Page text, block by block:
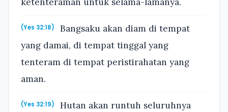
ketenteraman untuk selama-lamanya.
(Yes 32:18)
Bangsaku akan diam di tempat
yang damai, di tempat tinggal yang
tenteram di tempat peristirahatan yang
aman.
(Yes 32:19)
Hutan akan runtuh seluruhnya